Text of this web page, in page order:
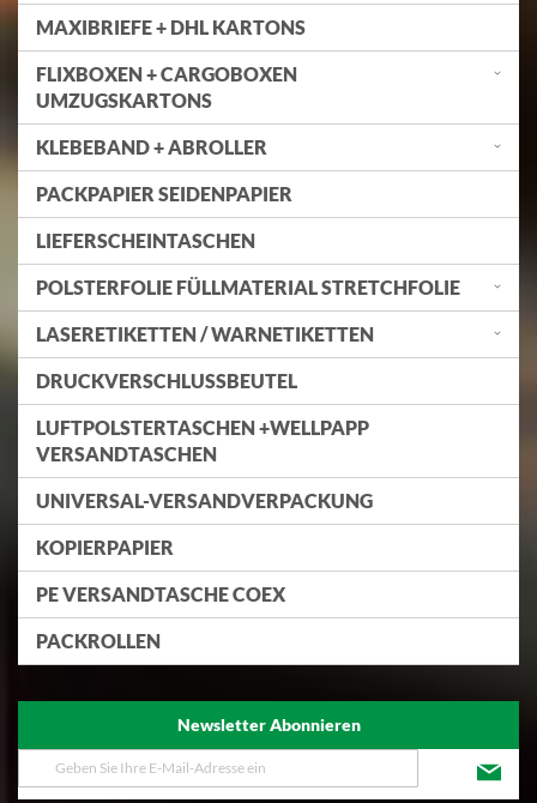
MAXIBRIEFE + DHL KARTONS
FLIXBOXEN + CARGOBOXEN
UMZUGSKARTONS
KLEBEBAND + ABROLLER
PACKPAPIER SEIDENPAPIER
LIEFERSCHEINTASCHEN
POLSTERFOLIE FÜLLMATERIAL STRETCHFOLIE
LASERETIKETTEN / WARNETIKETTEN
DRUCKVERSCHLUSSBEUTEL
LUFTPOLSTERTASCHEN +WELLPAPP
VERSANDTASCHEN
UNIVERSAL-VERSANDVERPACKUNG
KOPIERPAPIER
PE VERSANDTASCHE COEX
PACKROLLEN
Newsletter Abonnieren
Melden
Sie